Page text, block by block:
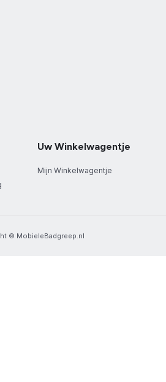
Uw Winkelwagentje
Mijn Winkelwagentje
© MobieleBadgreep.nl